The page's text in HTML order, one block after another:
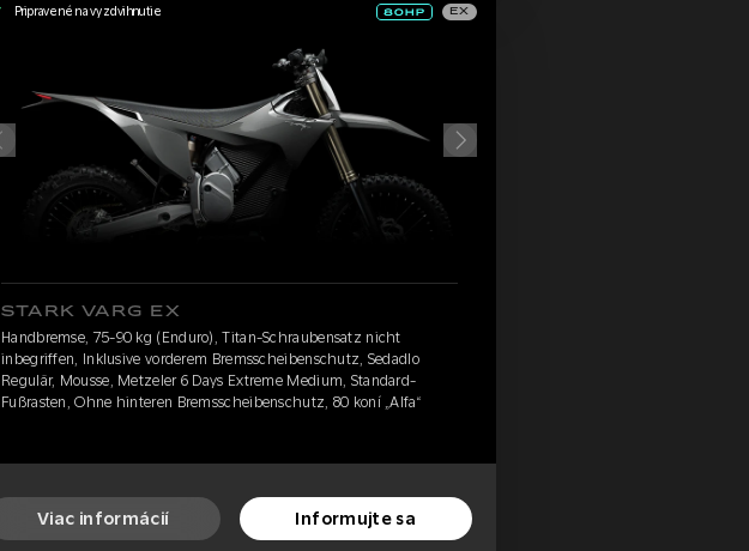
Pripravené na vyzdvihnutie EX
STARK VARG EX
Handbremse, 75-90 kg (Enduro), Titan-Schraubensatz nicht
inbegriffen, Inklusive vorderem Bremsscheibenschutz, Sedadlo
Regulär, Mousse, Metzeler 6 Days Extreme Medium, Standard-
Fußrasten, Ohne hinteren Bremsscheibenschutz, 80 koní „Alfa“
Viac informácií Informujte sa